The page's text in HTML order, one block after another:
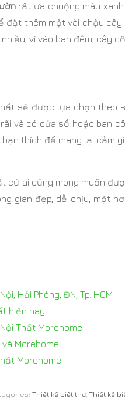
rất ưa chuộng màu
đặt thêm một vài chậu cây
vì vào ban đêm, cây
sẽ được lựa chọn theo
và có cửa sổ hoặc ban
thích để mang lại cảm
cứ ai cũng mong muốn
gian đẹp, dễ chịu, một
Hải Phòng, ĐN, Tp. HCM
hiện nay
Thất Morehome
Morehome
Morehome
Thiết kế biệt thự, Thiết kế